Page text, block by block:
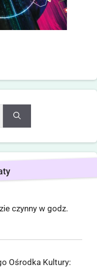
czynny w godz.
Ośrodka Kultury: